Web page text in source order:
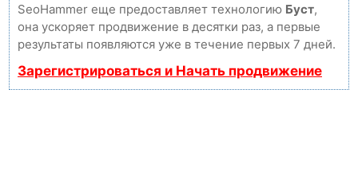
SeoHammer еще предоставляет технологию Буст,
она ускоряет продвижение в десятки раз, а первые
результаты появляются уже в течение первых 7 дней.
Зарегистрироваться и Начать продвижение